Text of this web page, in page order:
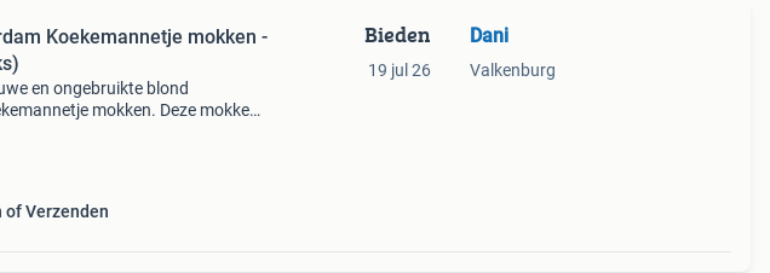
Koekemannetje mokken -
en ongebruikte blond
mokken. Deze mokken
of Verzenden
Bieden
19 jul 26
Dani
Valkenburg